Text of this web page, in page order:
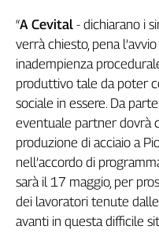
It
Inserti
Idea
Le
trasmissioni
tv
Work
“A Cevital - dichiarano i
verrà chiesto, pena
inadempienza
produttivo tale da poter
sociale in essere. Da
eventuale partner dovrà
produzione di acciaio a
nell’accordo di
sarà il 17 maggio, per
dei lavoratori tenute
avanti in questa difficile